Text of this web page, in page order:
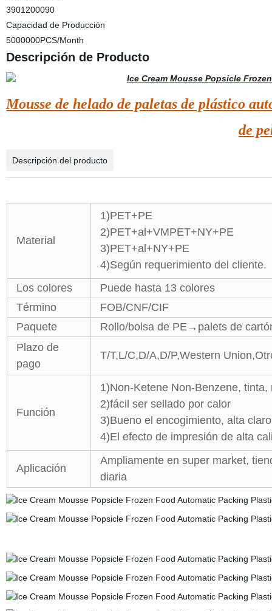
3901200090
Capacidad de Producción
5000000PCS/Month
Descripción de Producto
Mousse de helado de paletas de plástico
de
Descripción del producto
Material
1)PET+PE
2)PET+al+VMPET+NY+PE
3)PET+al+NY+PE
4)Según requerimiento del cliente.
Los colores
Puede hasta 13 colores
Término
FOB/CNF/CIF
Paquete
Rollo/bolsa de PE→palets de
Plazo de
pago
T/T,L/C,D/A,D/P,Western
Función
1)Non-Ketene Non-Benzene, tinta,
2)fácil ser sellado por calor
3)Bueno el encogimiento, alta claro
4)El efecto de impresión de alta
Aplicación
Ampliamente en super market,
diaria